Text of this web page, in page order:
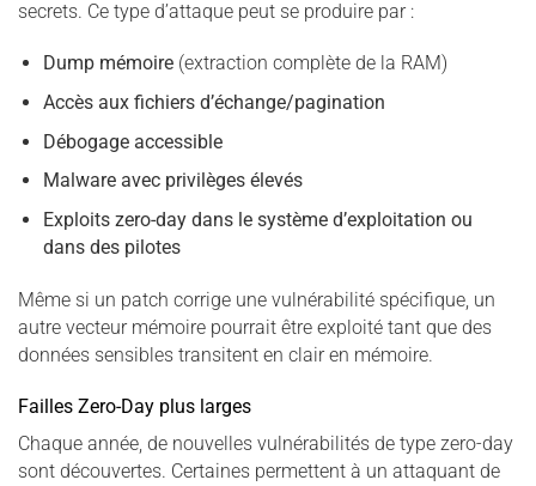
secrets. Ce type d’attaque peut se produire par :
Dump mémoire(extraction complète de la RAM)
Accès aux fichiers d’échange/pagination
Débogage accessible
Malware avec privilèges élevés
Exploits zero-day dans le système d’exploitation ou
dans des pilotes
Même si un patch corrige une vulnérabilité spécifique, un
autre vecteur mémoire pourrait être exploité tant que des
données sensibles transitent en clair en mémoire.
Failles Zero-Day plus larges
Chaque année, de nouvelles vulnérabilités de type zero-day
sont découvertes. Certaines permettent à un attaquant de